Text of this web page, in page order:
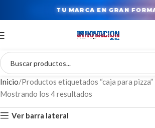
TU MARCA EN GRAN
Inicio Productos etiquetados “caja para pizza”
Mostrando los 4 resultados
Ver barra lateral